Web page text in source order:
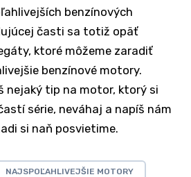
benzínových
časti sa totiž opäť
ktoré môžeme zaradiť
benzínové motory.
nejaký tip na motor, ktorý si
série, neváhaj a napíš nám
si naň posvietime.
NAJSPOĽAHLIVEJŠIE MOTORY